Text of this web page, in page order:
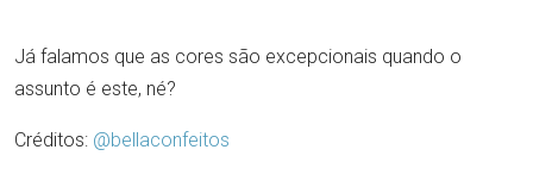
Já falamos que as cores são excepcionais quando o
assunto é este, né?
Créditos: @bellaconfeitos